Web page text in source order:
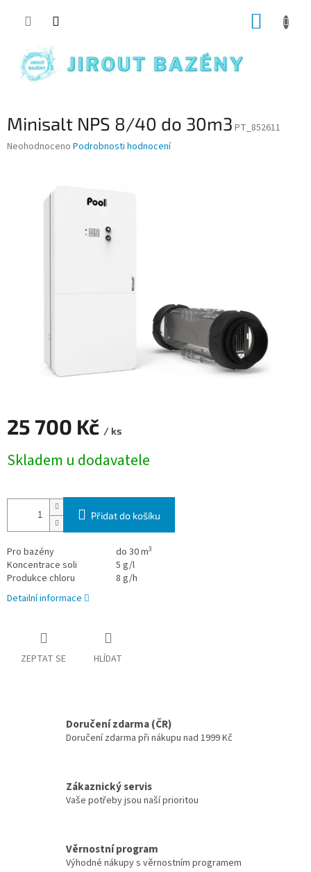
Minisalt NPS 8/40 do 30m3 PT_852611
Průměrné hodnocení produktu je 0,0 z 5 hvězdiček.
Neohodnoceno Podrobnosti hodnocení
25 700 Kč / ks
Skladem u dodavatele
Přidat do košíku
Pro bazény do 30 m3
Koncentrace soli
5 g/l
Produkce chloru
8 g/h
Detailní informace
ZEPTAT SE HLÍDAT
Doručení zdarma (ČR)
Doručení zdarma při nákupu nad 1999 Kč
Zákaznický servis
Vaše potřeby jsou naší prioritou
Věrnostní program
Výhodné nákupy s věrnostním programem